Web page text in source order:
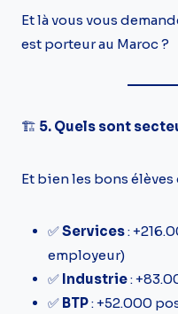
Et là vous vous
est porteur au Maroc ?
🏗️ 5. Quels sont
Et bien les bons élèves
✅Services:
employeur)
✅ Industrie:
✅ BTP: +52.000